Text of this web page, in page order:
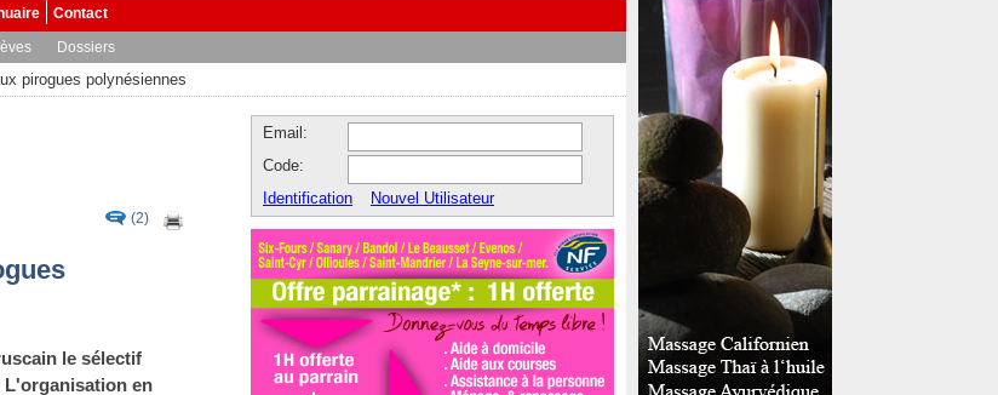
Contact
Dossiers
pirogues polynésiennes
(2)
le sélectif
L'organisation en
Email:
Code:
Identification
Nouvel Utilisateur